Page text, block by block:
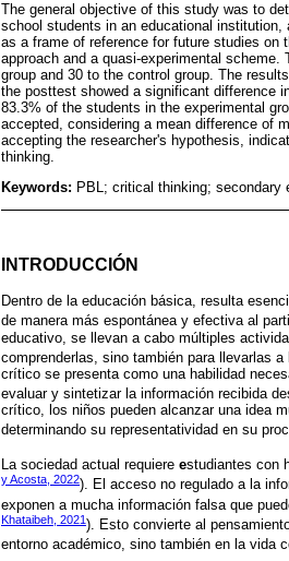
The general objective of this study was to
school students in an educational
as a frame of reference for future studies on
approach and a quasi-experimental
group and 30 to the control group. The
the posttest showed a significant difference
83.3% of the students in the experimental
accepted, considering a mean difference of
accepting the researcher's hypothesis,
thinking.
Keywords: PBL; critical thinking; secondary
INTRODUCCIÓN
Dentro de la educación básica, resulta
de manera más espontánea y efectiva al
educativo, se llevan a cabo múltiples
comprenderlas, sino también para llevarlas
crítico se presenta como una habilidad
evaluar y sintetizar la información recibida
crítico, los niños pueden alcanzar una idea
determinando su representatividad en su
La sociedad actual requiere estudiantes con
y Acosta, 2022). El acceso no regulado a la
exponen a mucha información falsa que
Khataibeh, 2021). Esto convierte al
entorno académico, sino también en la vida